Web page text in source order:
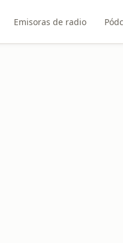
Emisoras de radio